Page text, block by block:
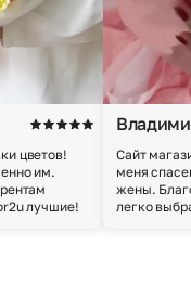
цветов!
им.
лучшие!
Сайт
меня
жены.
легко